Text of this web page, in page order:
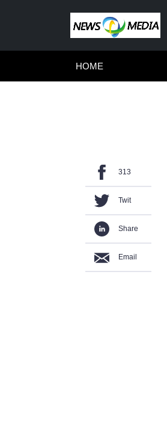
HOME
313
Twit
Share
Email